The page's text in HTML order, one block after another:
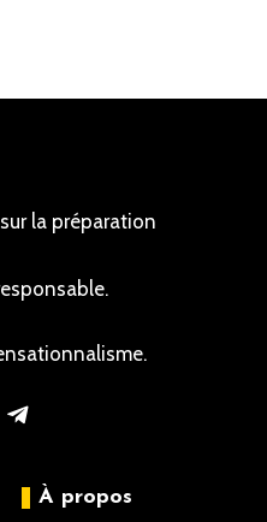
la préparation
À propos